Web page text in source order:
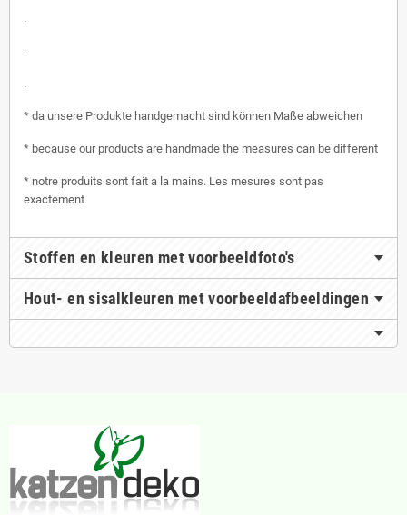
.
.
.
* da unsere Produkte handgemacht sind können Maße abweichen
* because our products are handmade the measures can be different
* notre produits sont fait a la mains. Les mesures sont pas
exactement
Stoffen en kleuren met voorbeeldfoto's
Hout- en sisalkleuren met voorbeeldafbeeldingen